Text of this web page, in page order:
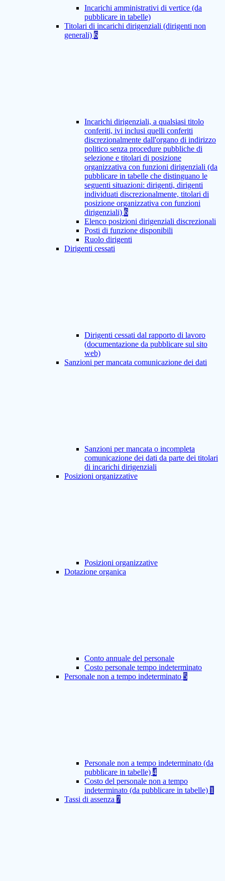
Incarichi amministrativi di vertice (da
pubblicare in tabelle)
Titolari di incarichi dirigenziali (dirigenti non
generali) 6
Incarichi dirigenziali, a qualsiasi titolo
conferiti, ivi inclusi quelli conferiti
discrezionalmente dall'organo di indirizzo
politico senza procedure pubbliche di
selezione e titolari di posizione
organizzativa con funzioni dirigenziali (da
pubblicare in tabelle che distinguano le
seguenti situazioni: dirigenti, dirigenti
individuati discrezionalmente, titolari di
posizione organizzativa con funzioni
dirigenziali) 6
Elenco posizioni dirigenziali discrezionali
Posti di funzione disponibili
Ruolo dirigenti
Dirigenti cessati
Dirigenti cessati dal rapporto di lavoro
(documentazione da pubblicare sul sito
web)
Sanzioni per mancata comunicazione dei dati
Sanzioni per mancata o incompleta
comunicazione dei dati da parte dei titolari
di incarichi dirigenziali
Posizioni organizzative
Posizioni organizzative
Dotazione organica
Conto annuale del personale
Costo personale tempo indeterminato
Personale non a tempo indeterminato 5
Personale non a tempo indeterminato (da
pubblicare in tabelle) 4
Costo del personale non a tempo
indeterminato (da pubblicare in tabelle) 1
Tassi di assenza 7